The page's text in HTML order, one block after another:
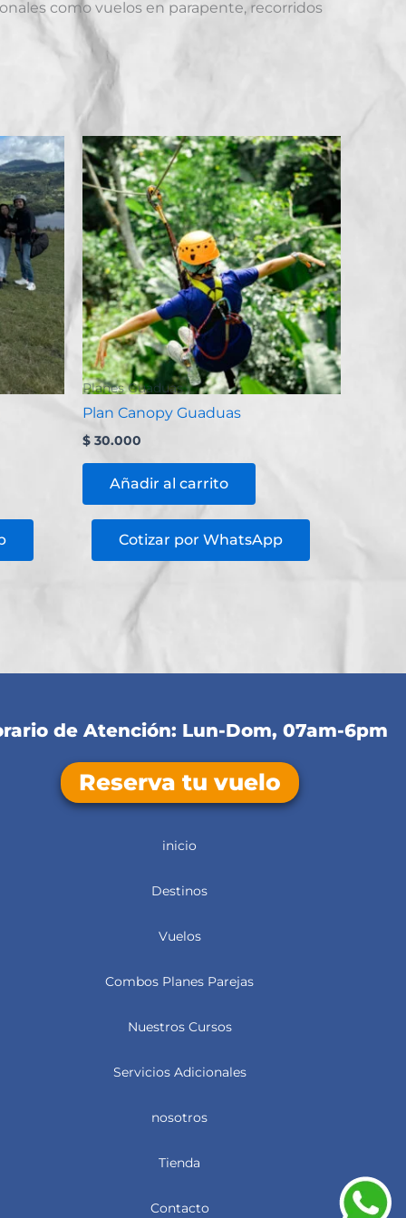
como vuelos en parapente, recorridos
Planes Guaduas
Plan Canopy Guaduas
$ 30.000
Añadir al carrito
Cotizar por WhatsApp
de Atención: Lun-Dom, 07am-6pm
Reserva tu vuelo
inicio
Destinos
Vuelos
Combos Planes Parejas
Nuestros Cursos
Servicios Adicionales
nosotros
Tienda
Contacto